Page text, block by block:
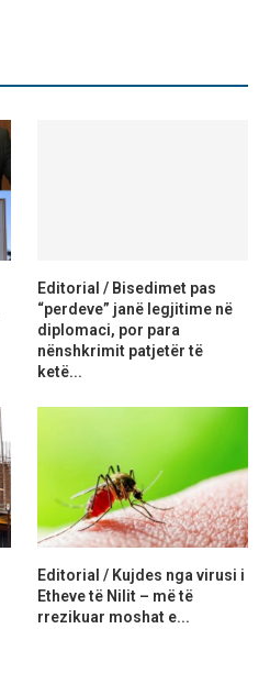
Editorial / Bisedimet pas
“perdeve” janë legjitime në
diplomaci, por para
nënshkrimit patjetër të
ketë...
Editorial / Kujdes nga virusi i
Etheve të Nilit – më të
rrezikuar moshat e...